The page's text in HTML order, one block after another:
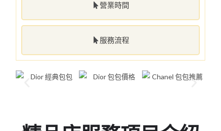
營業時間
服務流程